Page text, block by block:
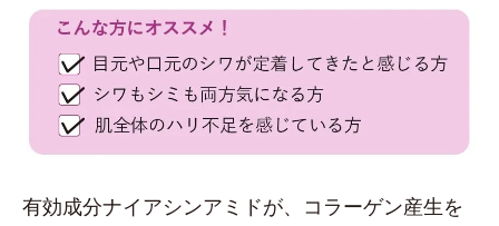
有効成分ナイアシンアミドが、コラーゲン産生を